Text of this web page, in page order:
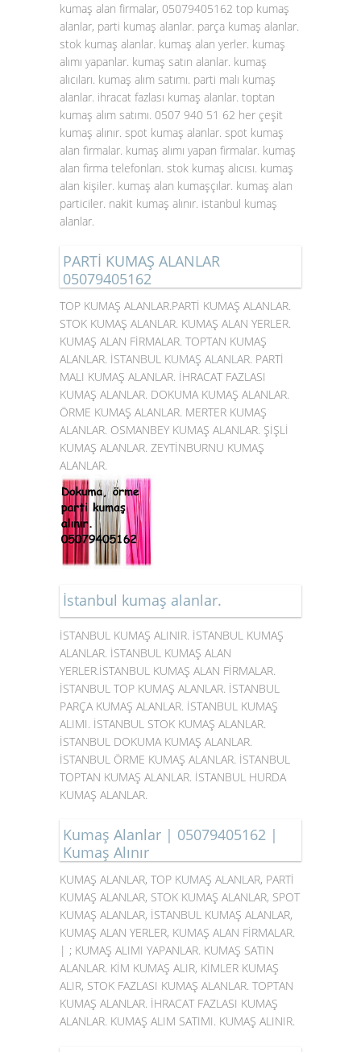
kumaş alan firmalar, 05079405162 top kumaş
alanlar, parti kumaş alanlar. parça kumaş alanlar.
stok kumaş alanlar. kumaş alan yerler. kumaş
alımı yapanlar. kumaş satın alanlar. kumaş
alıcıları. kumaş alım satımı. parti malı kumaş
alanlar. ihracat fazlası kumaş alanlar. toptan
kumaş alım satımı. 0507 940 51 62 her çeşit
kumaş alınır. spot kumaş alanlar. spot kumaş
alan firmalar. kumaş alımı yapan firmalar. kumaş
alan firma telefonları. stok kumaş alıcısı. kumaş
alan kişiler. kumaş alan kumaşçılar. kumaş alan
particiler. nakit kumaş alınır. istanbul kumaş
alanlar.
PARTİ KUMAŞ ALANLAR
05079405162
TOP KUMAŞ ALANLAR.PARTİ KUMAŞ ALANLAR.
STOK KUMAŞ ALANLAR. KUMAŞ ALAN YERLER.
KUMAŞ ALAN FİRMALAR. TOPTAN KUMAŞ
ALANLAR. İSTANBUL KUMAŞ ALANLAR. PARTİ
MALI KUMAŞ ALANLAR. İHRACAT FAZLASI
KUMAŞ ALANLAR. DOKUMA KUMAŞ ALANLAR.
ÖRME KUMAŞ ALANLAR. MERTER KUMAŞ
ALANLAR. OSMANBEY KUMAŞ ALANLAR. ŞİŞLİ
KUMAŞ ALANLAR. ZEYTİNBURNU KUMAŞ
ALANLAR.
İstanbul kumaş alanlar.
İSTANBUL KUMAŞ ALINIR. İSTANBUL KUMAŞ
ALANLAR. İSTANBUL KUMAŞ ALAN
YERLER.İSTANBUL KUMAŞ ALAN FİRMALAR.
İSTANBUL TOP KUMAŞ ALANLAR. İSTANBUL
PARÇA KUMAŞ ALANLAR. İSTANBUL KUMAŞ
ALIMI. İSTANBUL STOK KUMAŞ ALANLAR.
İSTANBUL DOKUMA KUMAŞ ALANLAR.
İSTANBUL ÖRME KUMAŞ ALANLAR. İSTANBUL
TOPTAN KUMAŞ ALANLAR. İSTANBUL HURDA
KUMAŞ ALANLAR.
Kumaş Alanlar | 05079405162 |
Kumaş Alınır
KUMAŞ ALANLAR, TOP KUMAŞ ALANLAR, PARTİ
KUMAŞ ALANLAR, STOK KUMAŞ ALANLAR, SPOT
KUMAŞ ALANLAR, İSTANBUL KUMAŞ ALANLAR,
KUMAŞ ALAN YERLER, KUMAŞ ALAN FİRMALAR.
| ; KUMAŞ ALIMI YAPANLAR. KUMAŞ SATIN
ALANLAR. KİM KUMAŞ ALIR, KİMLER KUMAŞ
ALIR, STOK FAZLASI KUMAŞ ALANLAR. TOPTAN
KUMAŞ ALANLAR. İHRACAT FAZLASI KUMAŞ
ALANLAR. KUMAŞ ALIM SATIMI. KUMAŞ ALINIR.